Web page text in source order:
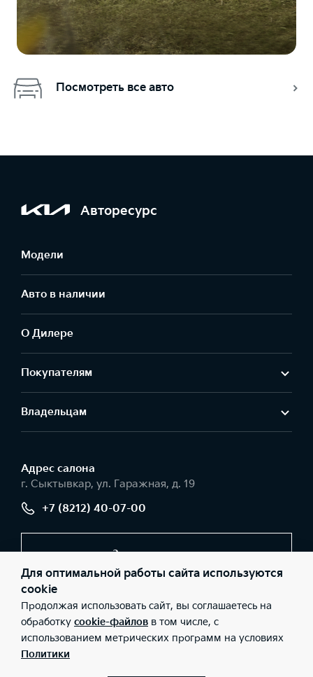
Посмотреть все авто
Авторесурс
Модели
Авто в наличии
О Дилере
Покупателям
Владельцам
Адрес салонa
г. Сыктывкар, ул. Гаражная, д. 19
+7 (8212) 40-07-00
Заказать звонок
© 2026 Юридические лица ООО «Авторесурс моторс»
(Фактический адрес: г. Сыктывкар, ул. Гаражная, д. 19; Телефон:
+7 (8212) 40-07-00; ИНН: 1101096251; ОГРН: 1121101010832), ООО
«Киа Россия и СНГ» (Фактический адрес: г.Москва, Валовая 26;
Телефон: 8 800 301 08 80; ИНН: 7728674093; ОГРН:
5087746291760) ведут деятельность на территории РФ в
Для оптимальной работы сайта используются
cookie
Продолжая использовать сайт, вы соглашаетесь на
обработку cookie-файлов в том числе, с
использованием метрических программ на условиях
Политики